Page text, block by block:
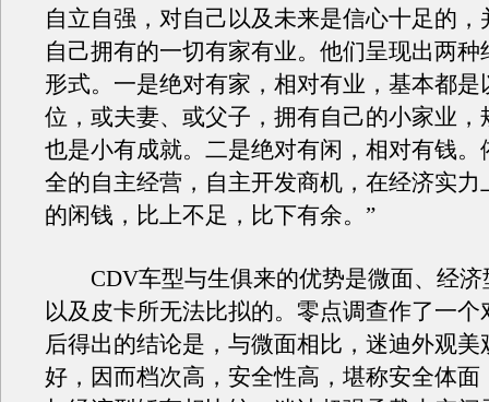
自立自强，对自己以及未来是信心十足的，
自己拥有的一切有家有业。他们呈现出两种
形式。一是绝对有家，相对有业，基本都是
位，或夫妻、或父子，拥有自己的小家业，
也是小有成就。二是绝对有闲，相对有钱。
全的自主经营，自主开发商机，在经济实力
的闲钱，比上不足，比下有余。”
CDV车型与生俱来的优势是微面、经济
以及皮卡所无法比拟的。零点调查作了一个
后得出的结论是，与微面相比，迷迪外观美
好，因而档次高，安全性高，堪称安全体面